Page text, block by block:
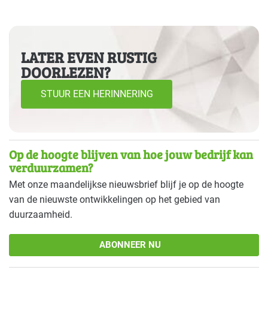
LATER EVEN RUSTIG
DOORLEZEN?
STUUR EEN HERINNERING
Op de hoogte blijven van hoe jouw bedrijf kan
verduurzamen?
Met onze maandelijkse nieuwsbrief blijf je op de hoogte
van de nieuwste ontwikkelingen op het gebied van
duurzaamheid.
ABONNEER NU